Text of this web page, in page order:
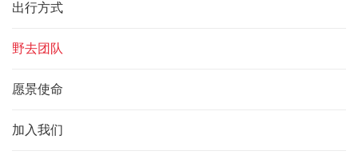
出行方式
野去团队
愿景使命
加入我们